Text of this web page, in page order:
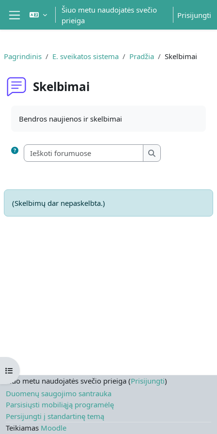
Pereiti į pagrindinį turinį
Šoninis skydelis
Šiuo metu naudojatės svečio
prieiga
Prisijungti
Atverti kurso rodyklę
Pagrindinis E. sveikatos sistema Pradžia Skelbimai
Skelbimai
Bendros naujienos ir skelbimai
Ieškoti forumuose
Ieškoti forumuose
(Skelbimų dar nepaskelbta.)
Šiuo metu naudojatės svečio prieiga (Prisijungti)
Duomenų saugojimo santrauka
Parsisiųsti mobiliąją programėlę
Persijungti į standartinę temą
Teikiamas Moodle